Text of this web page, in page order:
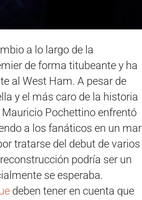
a lo largo de la
de forma titubeante y ha
al West Ham. A pesar de
y el más caro de la historia
Pochettino enfrentó
a los fanáticos en un mar
tratarse del debut de varios
podría ser un
se esperaba.
deben tener en cuenta que